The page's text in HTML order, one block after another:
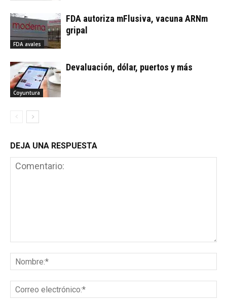
FDA avales
FDA autoriza mFlusiva, vacuna ARNm
gripal
Coyuntura
Devaluación, dólar, puertos y más
DEJA UNA RESPUESTA